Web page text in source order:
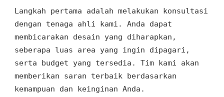
Langkah pertama adalah melakukan konsultasi
dengan tenaga ahli kami. Anda dapat
membicarakan desain yang diharapkan,
seberapa luas area yang ingin dipagari,
serta budget yang tersedia. Tim kami akan
memberikan saran terbaik berdasarkan
kemampuan dan keinginan Anda.